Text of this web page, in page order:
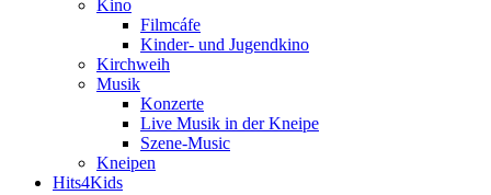
Kino
Filmcáfe
Kinder- und Jugendkino
Kirchweih
Musik
Konzerte
Live Musik in der Kneipe
Szene-Music
Kneipen
Hits4Kids